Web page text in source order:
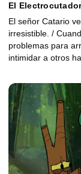
El
El señor Catario
irresistible. /
problemas para
intimidar a otros